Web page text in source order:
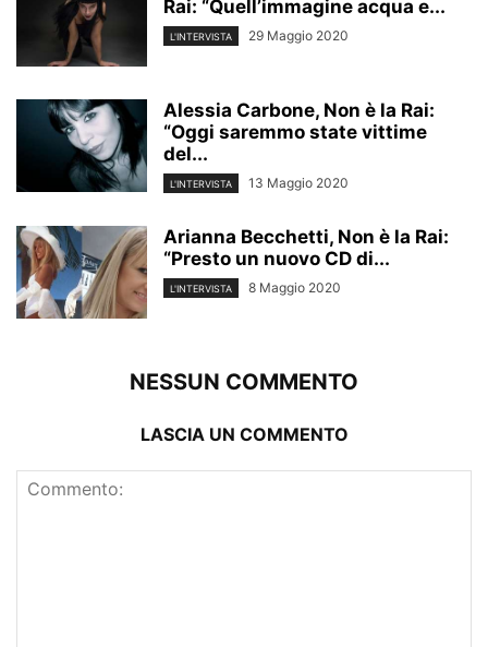
Rai: “Quell’immagine acqua e...
L'INTERVISTA 29 Maggio 2020
Alessia Carbone, Non è la Rai:
“Oggi saremmo state vittime
del...
L'INTERVISTA 13 Maggio 2020
Arianna Becchetti, Non è la Rai:
“Presto un nuovo CD di...
L'INTERVISTA 8 Maggio 2020
NESSUN COMMENTO
LASCIA UN COMMENTO